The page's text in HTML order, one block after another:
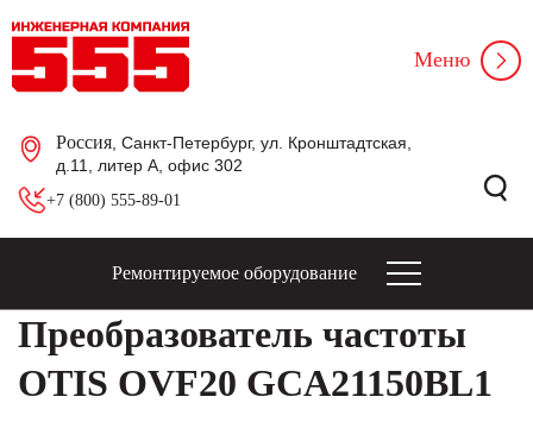
Россия , Санкт-Петербург, ул. Кронштадтская,
д.11, литер А, офис 302
+7 (800) 555-89-01
Меню
Ремонтируемое оборудование
Преобразователь частоты
OTIS OVF20 GCA21150BL1